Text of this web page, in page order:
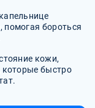
бороться
кожи,
которые быстро